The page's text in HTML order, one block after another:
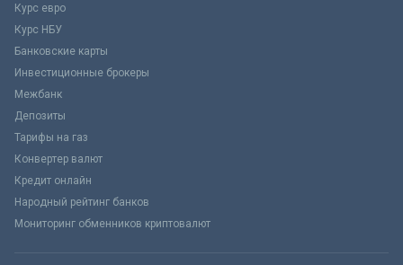
Курс евро
Курс НБУ
Банковские карты
Инвестиционные брокеры
Межбанк
Депозиты
Тарифы на газ
Конвертер валют
Кредит онлайн
Народный рейтинг банков
Мониторинг обменников криптовалют